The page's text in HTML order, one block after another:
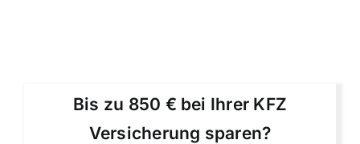
Bis zu 850 € bei Ihrer KFZ
Versicherung sparen?